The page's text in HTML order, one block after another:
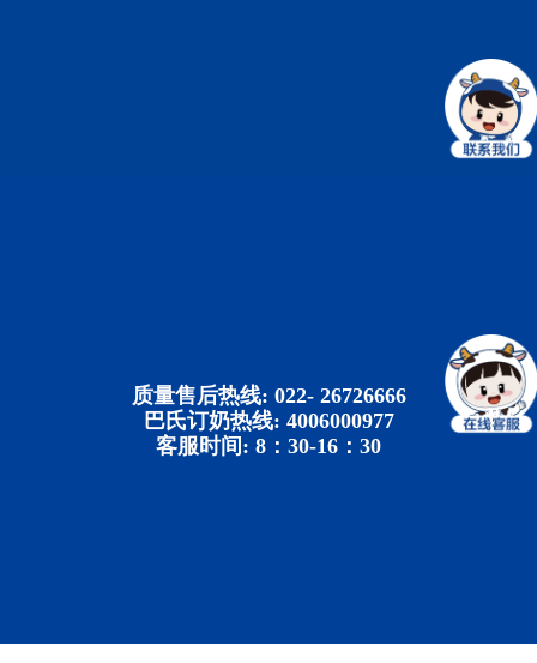
质量售后热线: 022- 26726666
巴氏订奶热线: 4006000977
客服时间: 8：30-16：30